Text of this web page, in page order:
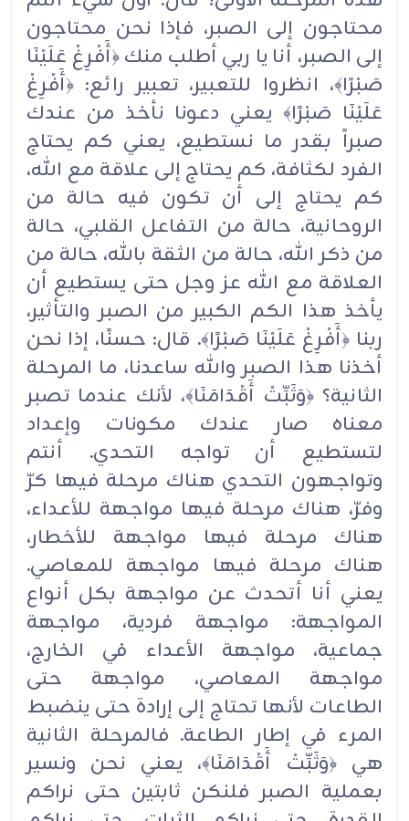
محتاجون إلى الصبر، فإذا نحن محتاجون
إلى الصبر، أنا يا ربي أطلب منك ﴿أَفْرِغْ عَلَيْنَا
صَبْرًا﴾، انظروا للتعبير، تعبير رائع: ﴿أَفْرِغْ
عَلَيْنَا صَبْرًا﴾ يعني دعونا نأخذ من عندك
صبراً بقدر ما نستطيع، يعني كم يحتاج
الفرد لكثافة، كم يحتاج إلى علاقة مع الله،
كم يحتاج إلى أن تكون فيه حالة من
الروحانية، حالة من التفاعل القلبي، حالة
من ذكر الله، حالة من الثقة بالله، حالة من
العلاقة مع الله عز وجل حتى يستطيع أن
يأخذ هذا الكم الكبير من الصبر والتأثير،
ربنا ﴿أَفْرِغْ عَلَيْنَا صَبْرًا﴾. قال: حسنًا، إذا نحن
أخذنا هذا الصبر والله ساعدنا، ما المرحلة
الثانية؟ ﴿وَثَبِّتْ أَقْدَامَنَا﴾، لأنك عندما تصبر
معناه صار عندك مكونات وإعداد
لتستطيع أن تواجه التحدي. أنتم
وتواجهون التحدي هناك مرحلة فيها كرّ
وفرّ، هناك مرحلة فيها مواجهة للأعداء،
هناك مرحلة فيها مواجهة للأخطار،
هناك مرحلة فيها مواجهة للمعاصي.
يعني أنا أتحدث عن مواجهة بكل أنواع
المواجهة: مواجهة فردية، مواجهة
جماعية، مواجهة الأعداء في الخارج،
مواجهة المعاصي، مواجهة حتى
الطاعات لأنها تحتاج إلى إرادة حتى ينضبط
المرء في إطار الطاعة. فالمرحلة الثانية
هي ﴿وَثَبِّتْ أَقْدَامَنَا﴾، يعني نحن ونسير
بعملية الصبر فلنكن ثابتين حتى نراكم